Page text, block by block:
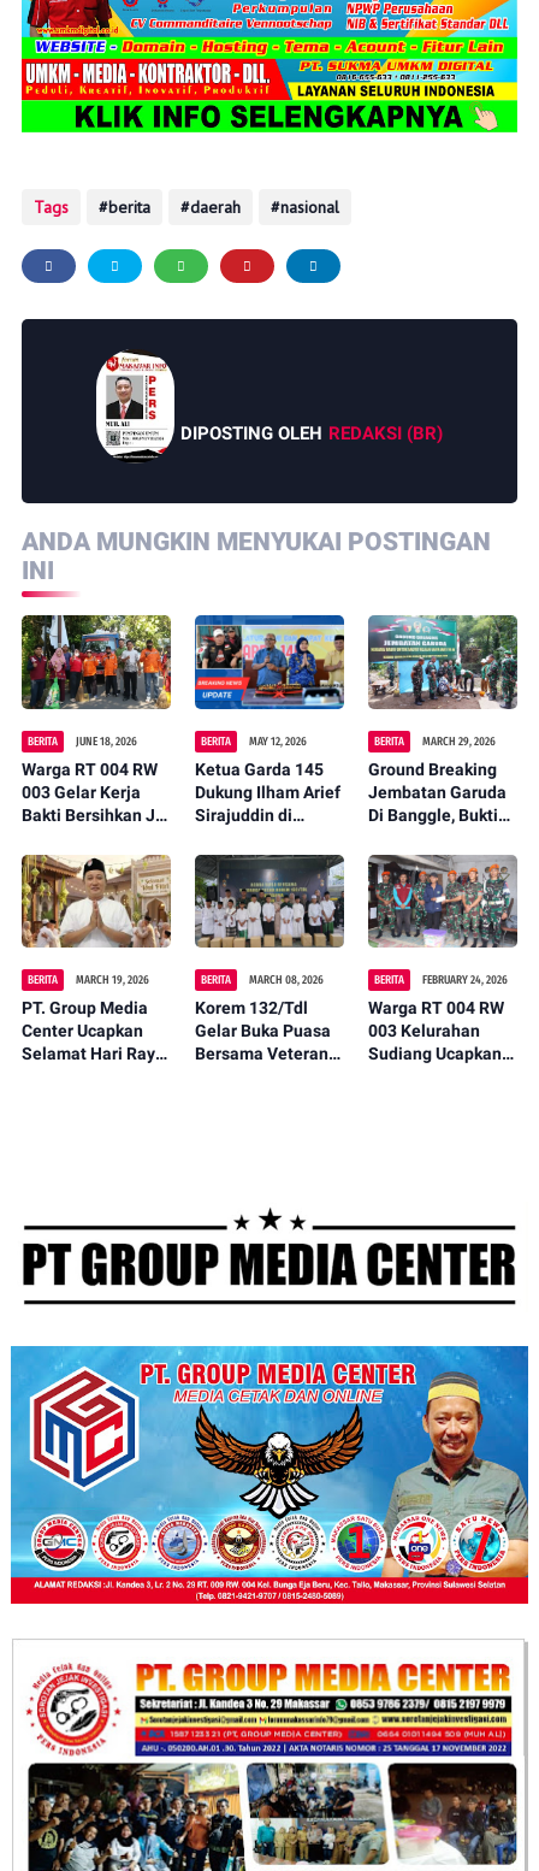
Tags berita daerah nasional
DIPOSTING OLEH REDAKSI (BR)
ANDA MUNGKIN MENYUKAI POSTINGAN
INI
BERITA JUNE 18, 2026
Warga RT 004 RW
003 Gelar Kerja
Bakti Bersihkan Jl.
Wujudkan
Lingkungan Asri
dan Nyaman
BERITA MAY 12, 2026
Ketua Garda 145
Dukung Ilham Arief
Sirajuddin di
Golkar
BERITA MARCH 29, 2026
Ground Breaking
Jembatan Garuda
Di Banggle, Bukti
Negara Untuk
Rakyat
BERITA MARCH 19, 2026
PT. Group Media
Center Ucapkan
Selamat Hari Raya
BERITA MARCH 08, 2026
Korem 132/Tdl
Gelar Buka Puasa
Bersama Veteran
BERITA FEBRUARY 24, 2026
Warga RT 004 RW
003 Kelurahan
Sudiang Ucapkan